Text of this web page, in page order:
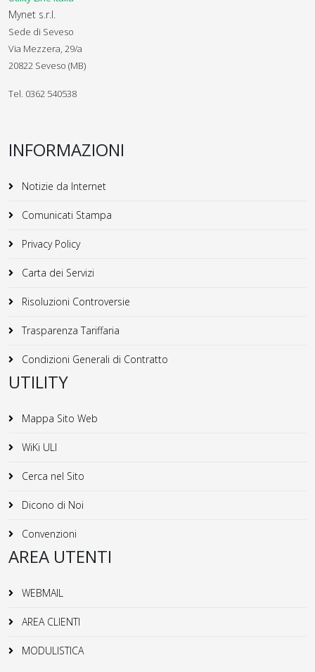
Mynet s.r.l.
Sede di Seveso
Via Mezzera, 29/a
20822 Seveso (MB)
Tel. 0362 540538
INFORMAZIONI
Notizie da Internet
Comunicati Stampa
Privacy Policy
Carta dei Servizi
Risoluzioni Controversie
Trasparenza Tariffaria
Condizioni Generali di Contratto
UTILITY
Mappa Sito Web
WiKi ULI
Cerca nel Sito
Dicono di Noi
Convenzioni
AREA UTENTI
WEBMAIL
AREA CLIENTI
MODULISTICA